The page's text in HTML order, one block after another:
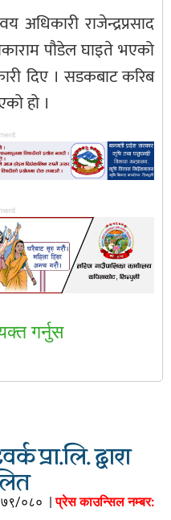
अधिकारी राजेन्द्रप्रसाद
पौडेल घाइते भएको
दिए । सडकबाट करिब
हो ।
गर्नुस
प्रा.लि. द्वारा
०८० |प्रेस काउन्सिल नम्बर: